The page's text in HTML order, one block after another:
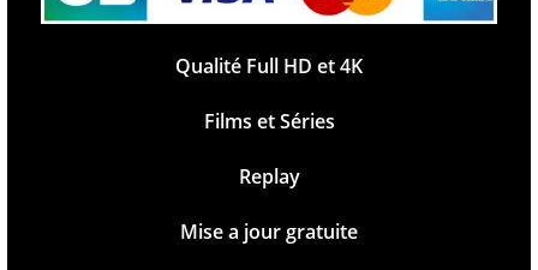
Qualité Full HD et 4K
Films et Séries
Replay
Mise a jour gratuite